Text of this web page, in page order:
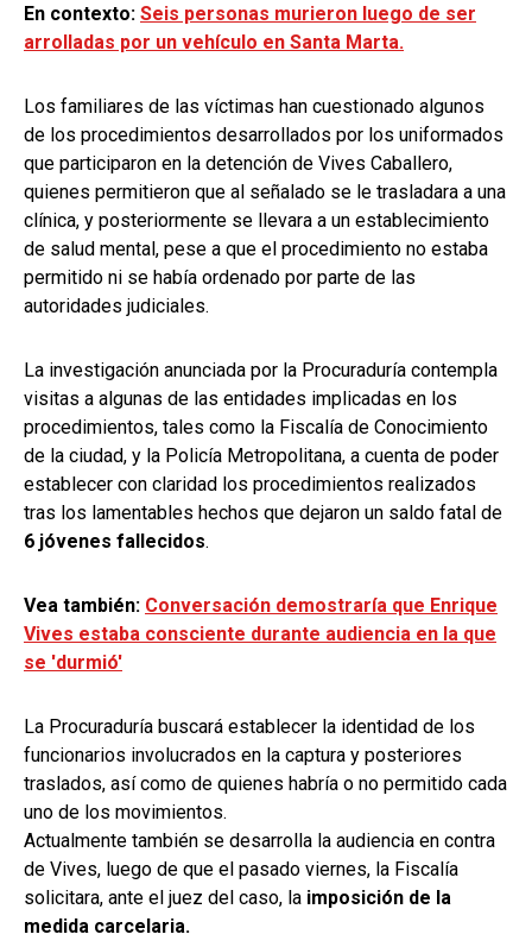
En contexto: Seis personas murieron luego de ser
arrolladas por un vehículo en Santa Marta.
Los familiares de las víctimas han cuestionado algunos
de los procedimientos desarrollados por los uniformados
que participaron en la detención de Vives Caballero,
quienes permitieron que al señalado se le trasladara a una
clínica, y posteriormente se llevara a un establecimiento
de salud mental, pese a que el procedimiento no estaba
permitido ni se había ordenado por parte de las
autoridades judiciales.
La investigación anunciada por la Procuraduría contempla
visitas a algunas de las entidades implicadas en los
procedimientos, tales como la Fiscalía de Conocimiento
de la ciudad, y la Policía Metropolitana, a cuenta de poder
establecer con claridad los procedimientos realizados
tras los lamentables hechos que dejaron un saldo fatal de
6 jóvenes fallecidos.
Vea también: Conversación demostraría que Enrique
Vives estaba consciente durante audiencia en la que
se 'durmió'
La Procuraduría buscará establecer la identidad de los
funcionarios involucrados en la captura y posteriores
traslados, así como de quienes habría o no permitido cada
uno de los movimientos.
Actualmente también se desarrolla la audiencia en contra
de Vives, luego de que el pasado viernes, la Fiscalía
solicitara, ante el juez del caso, la imposición de la
medida carcelaria.